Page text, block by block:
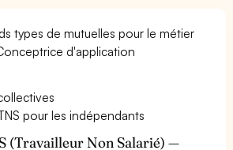
types de mutuelles pour le métier
d'application
pour les indépendants
(Travailleur Non Salarié) —